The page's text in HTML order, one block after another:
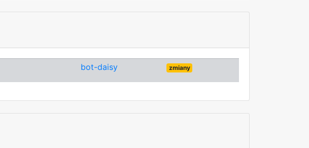
bot-daisy zmiany